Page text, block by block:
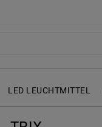
LED LEUCHTMITTEL